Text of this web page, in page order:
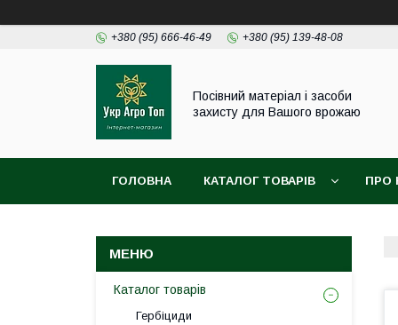
+380 (95) 666-46-49 +380 (95) 139-48-08
Посівний матеріал і засоби
захисту для Вашого врожаю
ГОЛОВНА КАТАЛОГ ТОВАРІВ ПРО
Каталог товарів
Гербіциди